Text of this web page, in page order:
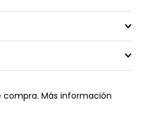
Más información